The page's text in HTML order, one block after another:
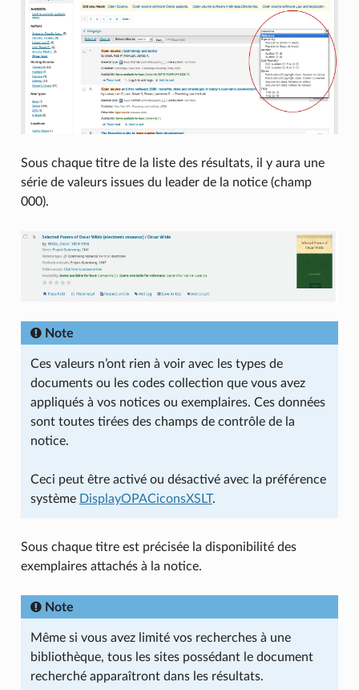
Sous chaque titre de la liste des résultats, il y aura une
série de valeurs issues du leader de la notice (champ
000).
Note
Ces valeurs n’ont rien à voir avec les types de
documents ou les codes collection que vous avez
appliqués à vos notices ou exemplaires. Ces données
sont toutes tirées des champs de contrôle de la
notice.
Ceci peut être activé ou désactivé avec la préférence
système DisplayOPACiconsXSLT.
Sous chaque titre est précisée la disponibilité des
exemplaires attachés à la notice.
Note
Même si vous avez limité vos recherches à une
bibliothèque, tous les sites possédant le document
recherché apparaîtront dans les résultats.